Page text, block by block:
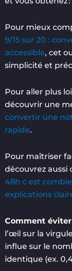
Pour mieux
9/15 sur 20 :
accessible, cet
simplicité et
Pour aller plus
découvrir une
convertir une
rapide.
Pour maîtriser
découvrez
48h c est
explications
Comment
l’œil sur la
influe sur le
identique (ex.